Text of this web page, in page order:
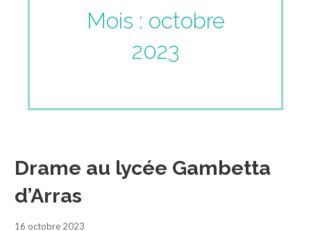
Mois : octobre
2023
Drame au lycée Gambetta
d’Arras
16 octobre 2023